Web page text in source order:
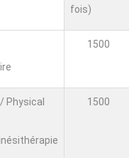
fois)
1500
Physical
1500